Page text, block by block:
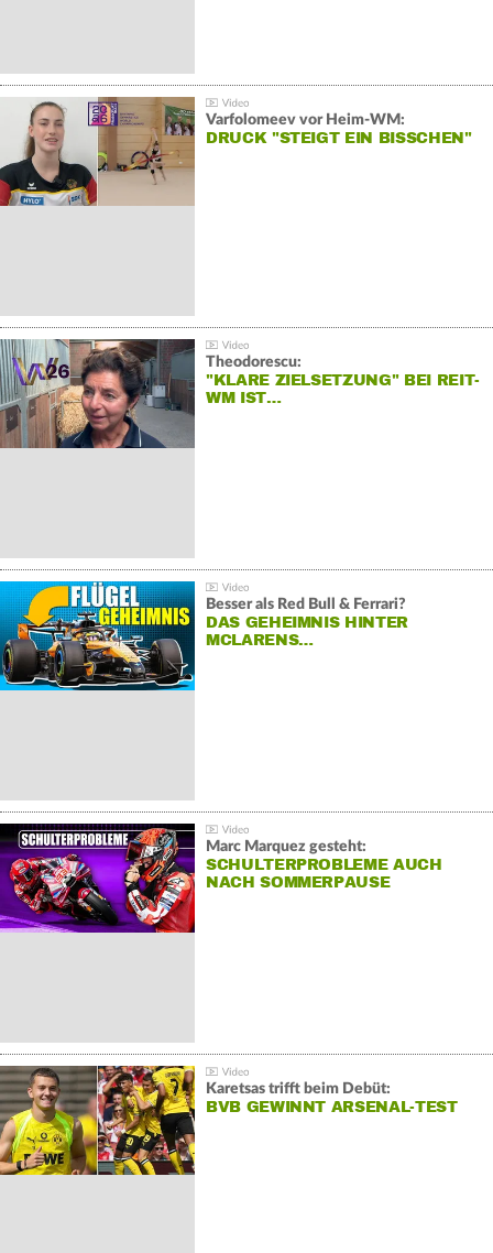
Varfolomeev vor Heim-WM:
DRUCK "STEIGT EIN BISSCHEN"
Theodorescu:
"KLARE ZIELSETZUNG" BEI REIT-
WM IST…
Besser als Red Bull & Ferrari?
DAS GEHEIMNIS HINTER
MCLARENS…
Marc Marquez gesteht:
SCHULTERPROBLEME AUCH
NACH SOMMERPAUSE
Karetsas trifft beim Debüt:
BVB GEWINNT ARSENAL-TEST